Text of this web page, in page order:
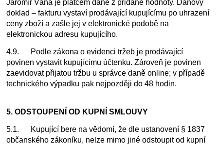
Jaromír Váňa je plátcem daně z přidané hodnoty. Daňový
doklad – fakturu vystaví prodávající kupujícímu po uhrazení
ceny zboží a zašle jej v elektronické podobě na
elektronickou adresu kupujícího.
4.9. Podle zákona o evidenci tržeb je prodávající
povinen vystavit kupujícímu účtenku. Zároveň je povinen
zaevidovat přijatou tržbu u správce daně online; v případě
technického výpadku pak nejpozději do 48 hodin.
5. ODSTOUPENÍ OD KUPNÍ SMLOUVY
5.1. Kupující bere na vědomí, že dle ustanovení § 1837
občanského zákoníku, nelze mimo jiné odstoupit od kupní